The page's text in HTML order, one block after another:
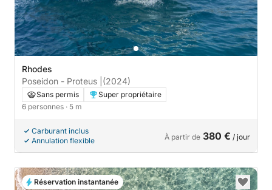
Rhodes
Poseidon - Proteus | (2024)
Sans permis
Super propriétaire
6 personnes · 5 m
Carburant inclus
Annulation flexible
À partir de 380 € / jour
Réservation instantanée